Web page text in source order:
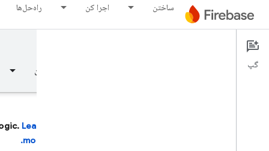
ساختن اجرا کن راه‌حل‌ها
Documentation
نمای کلی ساختن
Learn
more.
گپ